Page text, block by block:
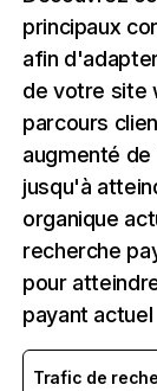
principaux
afin
de votre site
parcours
augmenté de
jusqu'à
organique
recherche
pour
payant actuel
Trafic de